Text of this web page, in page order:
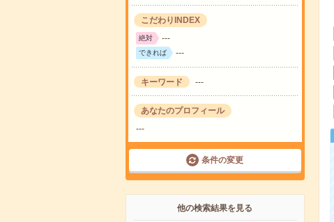
こだわりINDEX
絶対 ---
できれば ---
キーワード ---
あなたのプロフィール
---
条件の変更
他の検索結果を見る